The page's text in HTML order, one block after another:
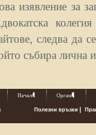
изявление за
следва да
събира лична
Начало Органи
Полезни връзки